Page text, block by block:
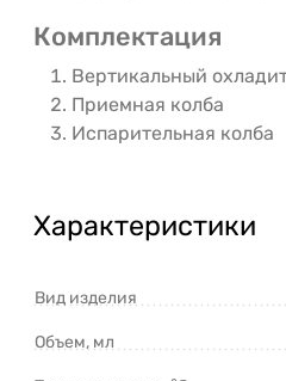
Комплектация
Вертикальный
Приемная колба
Испарительная колба
Характеристики
Вид изделия
Объем, мл